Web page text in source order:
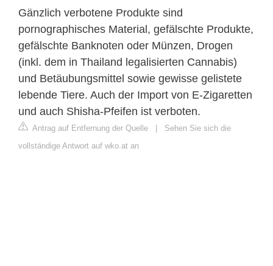
Gänzlich verbotene Produkte sind
pornographisches Material, gefälschte Produkte,
gefälschte Banknoten oder Münzen, Drogen
(inkl. dem in Thailand legalisierten Cannabis)
und Betäubungsmittel sowie gewisse gelistete
lebende Tiere. Auch der Import von E-Zigaretten
und auch Shisha-Pfeifen ist verboten.
Antrag auf Entfernung der Quelle | Sehen Sie sich die
vollständige Antwort auf wko.at an